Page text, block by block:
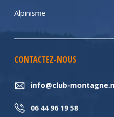
Alpinisme
CONTACTEZ-NOUS
info@club-
06 44 96 19 58